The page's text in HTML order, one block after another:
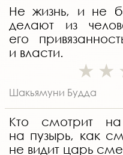
Не жизнь, и не
делают из
его
и власти.
Шакьямуни Будда
Кто смотрит
на пузырь, как
не видит царь